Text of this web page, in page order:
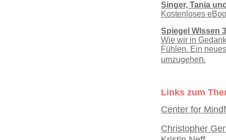
Singer, Tania
Kostenloses eBoo
Spiegel WIssen
Wie wir in
Fühlen. Ein
umzugehen.
Links zum
Center for
Christopher